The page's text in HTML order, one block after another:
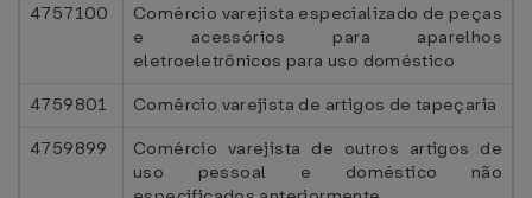
4757100
Comércio varejista especializado de peças
e acessórios para aparelhos
eletroeletrônicos para uso doméstico
4759801
Comércio varejista de artigos de tapeçaria
4759899
Comércio varejista de outros artigos de
uso pessoal e doméstico não